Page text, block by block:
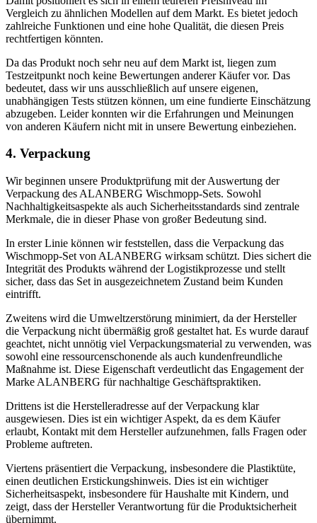
Vergleich zu ähnlichen Modellen auf dem Markt. Es bietet jedoch
zahlreiche Funktionen und eine hohe Qualität, die diesen Preis
rechtfertigen könnten.
Da das Produkt noch sehr neu auf dem Markt ist, liegen zum
Testzeitpunkt noch keine Bewertungen anderer Käufer vor. Das
bedeutet, dass wir uns ausschließlich auf unsere eigenen,
unabhängigen Tests stützen können, um eine fundierte Einschätzung
abzugeben. Leider konnten wir die Erfahrungen und Meinungen
von anderen Käufern nicht mit in unsere Bewertung einbeziehen.
4. Verpackung
Wir beginnen unsere Produktprüfung mit der Auswertung der
Verpackung des ALANBERG Wischmopp-Sets. Sowohl
Nachhaltigkeitsaspekte als auch Sicherheitsstandards sind zentrale
Merkmale, die in dieser Phase von großer Bedeutung sind.
In erster Linie können wir feststellen, dass die Verpackung das
Wischmopp-Set von ALANBERG wirksam schützt. Dies sichert die
Integrität des Produkts während der Logistikprozesse und stellt
sicher, dass das Set in ausgezeichnetem Zustand beim Kunden
eintrifft.
Zweitens wird die Umweltzerstörung minimiert, da der Hersteller
die Verpackung nicht übermäßig groß gestaltet hat. Es wurde darauf
geachtet, nicht unnötig viel Verpackungsmaterial zu verwenden, was
sowohl eine ressourcenschonende als auch kundenfreundliche
Maßnahme ist. Diese Eigenschaft verdeutlicht das Engagement der
Marke ALANBERG für nachhaltige Geschäftspraktiken.
Drittens ist die Herstelleradresse auf der Verpackung klar
ausgewiesen. Dies ist ein wichtiger Aspekt, da es dem Käufer
erlaubt, Kontakt mit dem Hersteller aufzunehmen, falls Fragen oder
Probleme auftreten.
Viertens präsentiert die Verpackung, insbesondere die Plastiktüte,
einen deutlichen Erstickungshinweis. Dies ist ein wichtiger
Sicherheitsaspekt, insbesondere für Haushalte mit Kindern, und
zeigt, dass der Hersteller Verantwortung für die Produktsicherheit
übernimmt.